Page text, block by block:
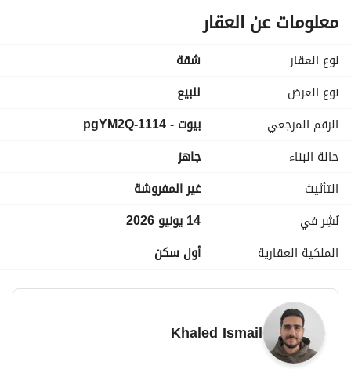
المشروع بموقع مميز في الشيخ زايد علي شارع النزهة مباشرة امام
مساحات خضراء
بحيرات صناعية
منطقة ترفيهية للأطفال
Club House
امن و حراسة علي مدار اليوم
معلومات عن العقار
نوع العقار
شقة
نوع العرض
للبيع
الرقم المرجعي
بيوت - 1114-pgYM2Q
حالة البناء
جاهز
التأثيث
غير المفروشة
نُشِر في
14 يونيو 2026
الملكية العقارية
أول سكن
Khaled Ismail